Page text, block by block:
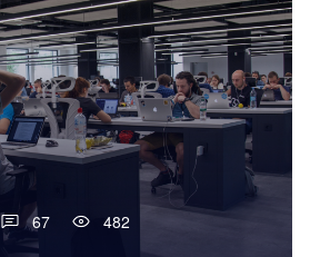
67 482